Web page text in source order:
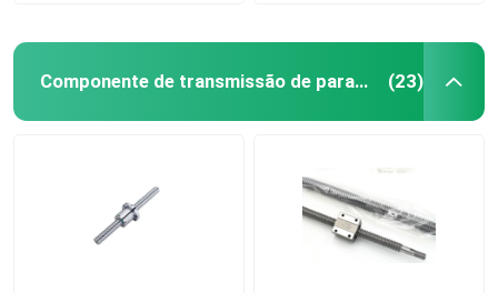
Componente de transmissão de parafuso a esferas (23)